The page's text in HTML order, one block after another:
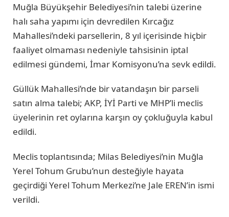
Muğla Büyükşehir Belediyesi’nin talebi üzerine
halı saha yapımı için devredilen Kırcağız
Mahallesi’ndeki parsellerin, 8 yıl içerisinde hiçbir
faaliyet olmaması nedeniyle tahsisinin iptal
edilmesi gündemi, İmar Komisyonu’na sevk edildi.
Güllük Mahallesi’nde bir vatandaşın bir parseli
satın alma talebi; AKP, İYİ Parti ve MHP’li meclis
üyelerinin ret oylarına karşın oy çokluğuyla kabul
edildi.
Meclis toplantısında; Milas Belediyesi’nin Muğla
Yerel Tohum Grubu’nun desteğiyle hayata
geçirdiği Yerel Tohum Merkezi’ne Jale EREN’in ismi
verildi.